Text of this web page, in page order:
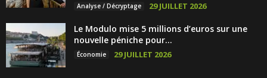
Analyse / Décryptage 29 JUILLET 2026
Le Modulo mise 5 millions d’euros sur une
nouvelle péniche pour...
Économie 29 JUILLET 2026